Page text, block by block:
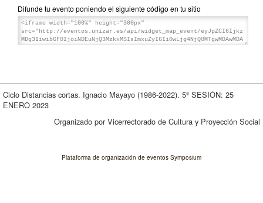
Difunde tu evento poniendo el siguiente código en tu sitio
Ciclo Distancias cortas. Ignacio Mayayo (1986-2022). 5ª SESIÓN: 25
ENERO 2023
Organizado por Vicerrectorado de Cultura y Proyección Social
Plataforma de organización de eventos Symposium